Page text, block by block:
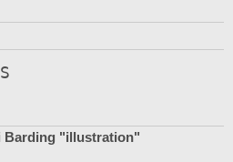
Barding "illustration"